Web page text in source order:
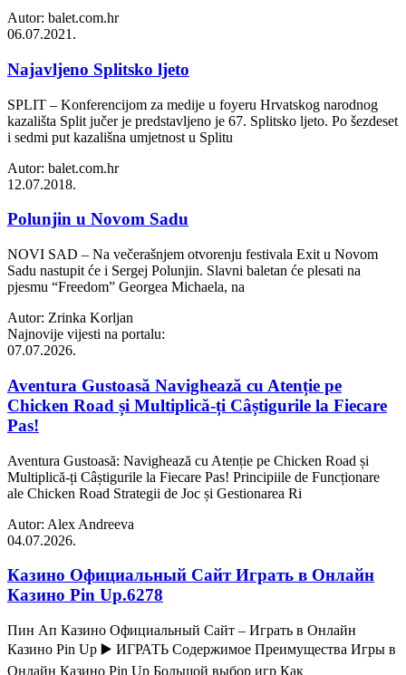
Autor: balet.com.hr
06.07.2021.
Najavljeno Splitsko ljeto
SPLIT – Konferencijom za medije u foyeru Hrvatskog narodnog
kazališta Split jučer je predstavljeno je 67. Splitsko ljeto. Po šezdeset
i sedmi put kazališna umjetnost u Splitu
Autor: balet.com.hr
12.07.2018.
Polunjin u Novom Sadu
NOVI SAD – Na večerašnjem otvorenju festivala Exit u Novom
Sadu nastupit će i Sergej Polunjin. Slavni baletan će plesati na
pjesmu “Freedom” Georgea Michaela, na
Autor: Zrinka Korljan
Najnovije vijesti na portalu:
07.07.2026.
Aventura Gustoasă Navighează cu Atenție pe
Chicken Road și Multiplică-ți Câștigurile la Fiecare
Pas!
Aventura Gustoasă: Navighează cu Atenție pe Chicken Road și
Multiplică-ți Câștigurile la Fiecare Pas! Principiile de Funcționare
ale Chicken Road Strategii de Joc și Gestionarea Ri
Autor: Alex Andreeva
04.07.2026.
Казино Официальный Сайт Играть в Онлайн
Казино Pin Up.6278
Пин Ап Казино Официальный Сайт – Играть в Онлайн
Казино Pin Up ▶️ ИГРАТЬ Содержимое Преимущества Игры в
Онлайн Казино Pin Up Большой выбор игр Как